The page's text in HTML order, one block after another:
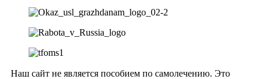
Наш сайт не является пособием по самолечению. Это